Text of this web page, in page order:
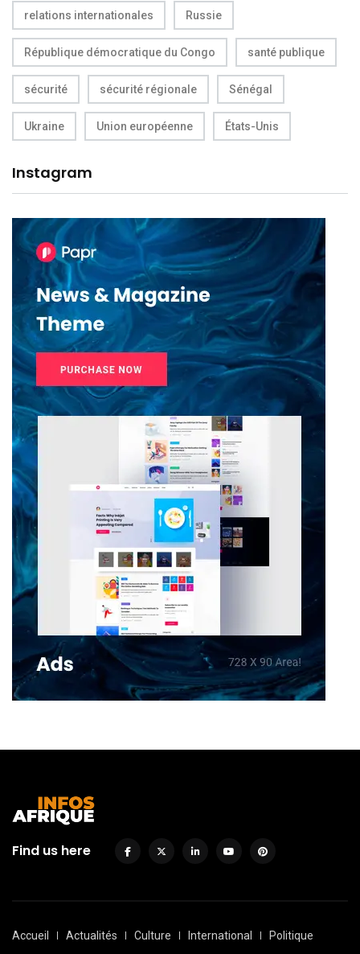
relations internationales Russie
République démocratique du Congo santé publique
sécurité sécurité régionale Sénégal
Ukraine Union européenne États-Unis
Instagram
Find us here
Accueil Actualités Culture International
Politique